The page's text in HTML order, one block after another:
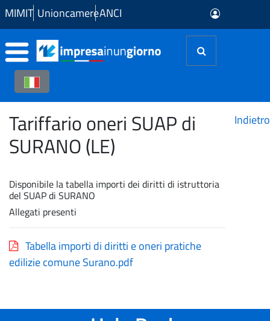
Skip to Main Content
MIMIT UnioncamereANCI
Tariffario oneri SUAP di
SURANO (LE)
Disponibile la tabella importi dei diritti di istruttoria
del SUAP di SURANO
Allegati presenti
Tabella importi di diritti e oneri pratiche
edilizie comune Surano.pdf
Indietro